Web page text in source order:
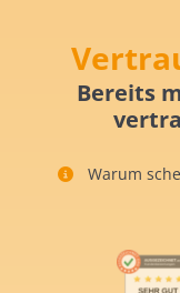
Bereits
Warum